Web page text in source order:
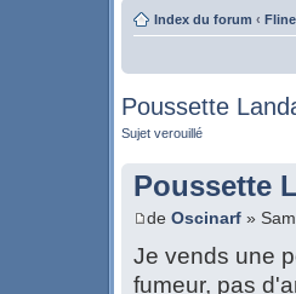
Index du forum ‹
Poussette
Sujet verouillé
Poussette
de Oscinarf »
Je vends une
fumeur, pas